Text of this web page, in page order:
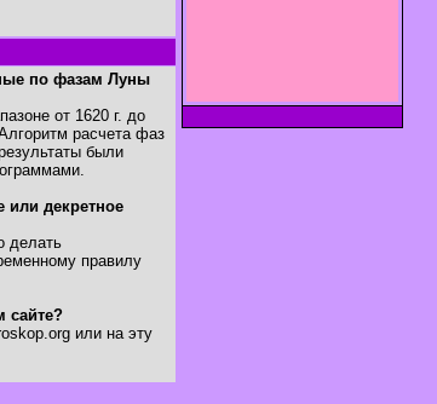
по фазам Луны
от 1620 г. до
расчета фаз
были
или декретное
делать
правилу
сайте?
или на эту